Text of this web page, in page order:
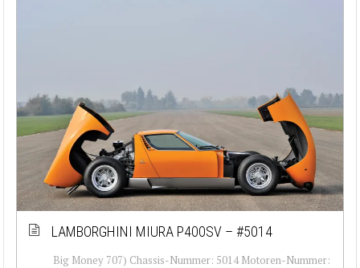
LAMBORGHINI MIURA P400SV – #5014
Big Money 707) Chassis-Nummer: 5014 Motoren-Nummer: